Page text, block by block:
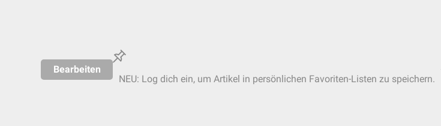
Bearbeiten
NEU: Log dich ein, um Artikel in persönlichen Favoriten-Listen zu speichern.